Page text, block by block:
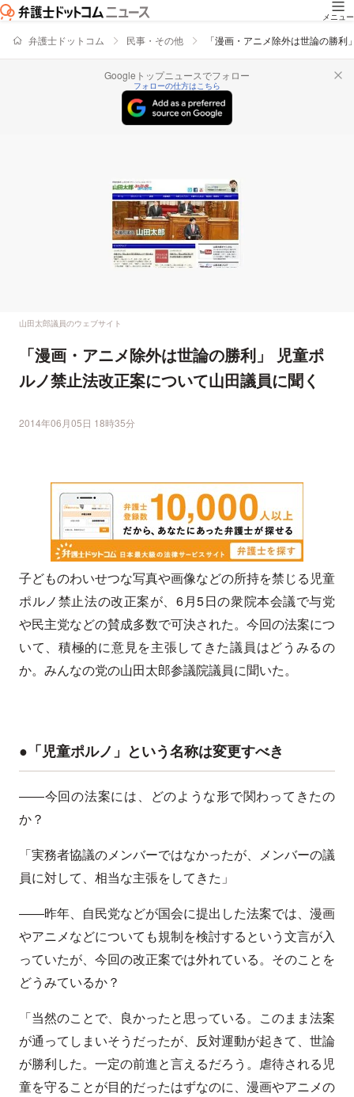
メニュー
弁護士ドットコム 民事・その他 「漫画・アニメ除外は世論の勝
Googleトップニュースでフォロー
フォローの仕方はこちら
山田太郎議員のウェブサイト
「漫画・アニメ除外は世論の勝利」 児童ポ
ルノ禁止法改正案について山田議員に聞く
2014年06月05日 18時35分
子どものわいせつな写真や画像などの所持を禁じる児童
ポルノ禁止法の改正案が、6月5日の衆院本会議で与党
や民主党などの賛成多数で可決された。今回の法案につ
いて、積極的に意見を主張してきた議員はどうみるの
か。みんなの党の山田太郎参議院議員に聞いた。
●「児童ポルノ」という名称は変更すべき
――今回の法案には、どのような形で関わってきたの
か？
「実務者協議のメンバーではなかったが、メンバーの議
員に対して、相当な主張をしてきた」
――昨年、自民党などが国会に提出した法案では、漫画
やアニメなどについても規制を検討するという文言が入
っていたが、今回の改正案では外れている。そのことを
どうみているか？
「当然のことで、良かったと思っている。このまま法案
が通ってしまいそうだったが、反対運動が起きて、世論
が勝利した。一定の前進と言えるだろう。虐待される児
童を守ることが目的だったはずなのに、漫画やアニメの